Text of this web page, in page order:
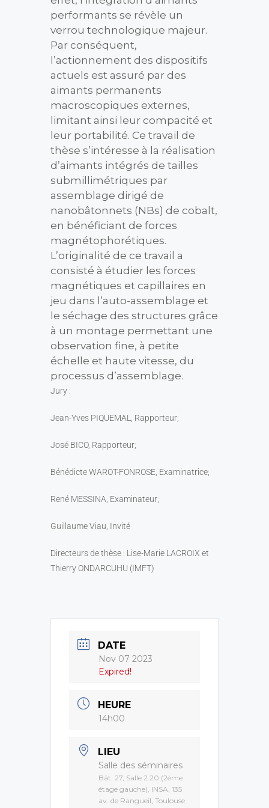
performants se révèle un
verrou technologique majeur.
Par conséquent,
l’actionnement des dispositifs
actuels est assuré par des
aimants permanents
macroscopiques externes,
limitant ainsi leur compacité et
leur portabilité. Ce travail de
thèse s’intéresse à la réalisation
d’aimants intégrés de tailles
submillimétriques par
assemblage dirigé de
nanobâtonnets (NBs) de cobalt,
en bénéficiant de forces
magnétophorétiques.
L’originalité de ce travail a
consisté à étudier les forces
magnétiques et capillaires en
jeu dans l’auto-assemblage et
le séchage des structures grâce
à un montage permettant une
observation fine, à petite
échelle et haute vitesse, du
processus d’assemblage.
Jury :
Jean-Yves PIQUEMAL, Rapporteur;
José BICO, Rapporteur;
Bénédicte WAROT-FONROSE, Examinatrice;
René MESSINA, Examinateur;
Guillaume Viau, Invité
Directeurs de thèse : Lise-Marie LACROIX et
Thierry ONDARCUHU (IMFT)
DATE
Nov 07 2023
Expired!
HEURE
14h00
LIEU
Salle des séminaires
Bât. 27, Salle 2.20 (2ème
étage gauche), INSA, 135
av. de Rangueil, Toulouse